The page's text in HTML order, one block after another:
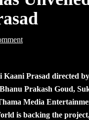
Kaani Prasad directed
Prakash Goud,
Media
is backing the